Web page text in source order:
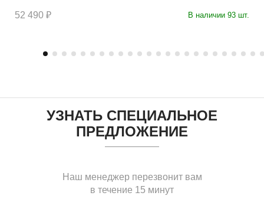
52 490 ₽ В наличии 93 шт.
УЗНАТЬ СПЕЦИАЛЬНОЕ
ПРЕДЛОЖЕНИЕ
Наш менеджер перезвонит вам
в течение 15 минут